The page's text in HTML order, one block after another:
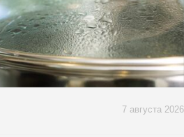
7 августа 2026